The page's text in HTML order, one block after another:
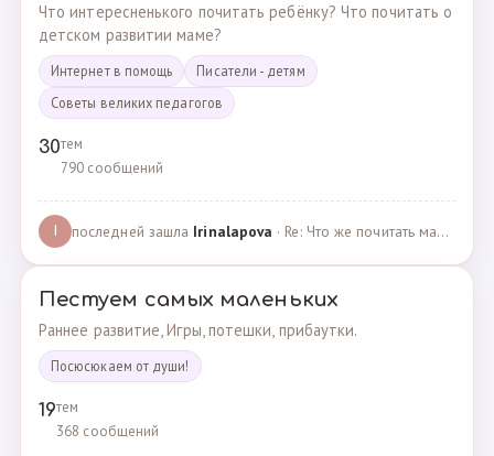
Что интересненького почитать ребёнку? Что почитать о
детском развитии маме?
Интернет в помощь
Писатели - детям
Советы великих педагогов
30тем
790 сообщений
последней зашла Irinalapova · Re: Что же почитать маме о правильном воспитании ре? · 23.02.2025
Пестуем самых маленьких
Раннее развитие, Игры, потешки, прибаутки.
Посюсюкаем от души!
19тем
368 сообщений